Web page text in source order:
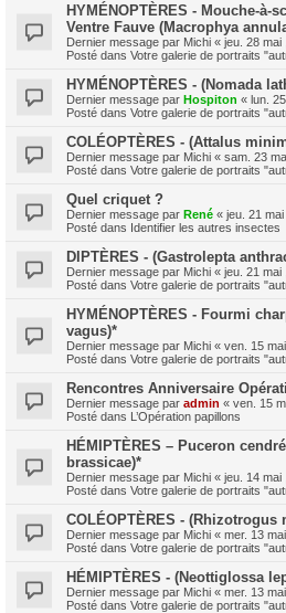
HYMÉNOPTÈRES - Mouche-à-
Ventre Fauve (Macrophya
Dernier message par Michi « jeu. 28 mai
Posté dans Votre galerie de portraits
HYMÉNOPTÈRES - (Nomada
Dernier message par Hospiton « lun.
Posté dans Votre galerie de portraits
COLÉOPTÈRES - (Attalus
Dernier message par Michi « sam. 23
Posté dans Votre galerie de portraits
Quel criquet ?
Dernier message par René « jeu. 21
Posté dans Identifier les autres insectes
DIPTÈRES - (Gastrolepta
Dernier message par Michi « jeu. 21 mai
Posté dans Votre galerie de portraits
HYMÉNOPTÈRES - Fourmi
vagus)*
Dernier message par Michi « ven. 15
Posté dans Votre galerie de portraits
Rencontres Anniversaire
Dernier message par admin « ven. 15
Posté dans L’Opération papillons
HÉMIPTÈRES – Puceron
brassicae)*
Dernier message par Michi « jeu. 14 mai
Posté dans Votre galerie de portraits
COLÉOPTÈRES - (Rhizotrogus
Dernier message par Michi « mer. 13
Posté dans Votre galerie de portraits
HÉMIPTÈRES - (Neottiglossa
Dernier message par Michi « mer. 13
Posté dans Votre galerie de portraits